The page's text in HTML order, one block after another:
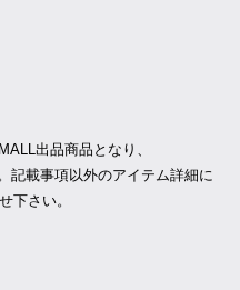
出品商品となり、
記載事項以外のアイテム詳細に
下さい。